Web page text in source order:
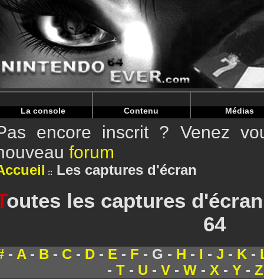
Warning: Undefined array key "HTTP_REFERER" in /
Warning: Undefined array key "HTTP_REFERER" in /
La console Contenu Médias
encore inscrit ? Venez
forum
Les captures d'écran
outes les captures
64
- A- B- C- D- E - F - G - H - - J - K-
- T- U - V- W- X- Y- Z